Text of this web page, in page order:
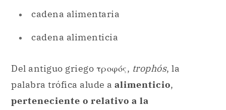
cadena alimentaria
cadena alimenticia
Del antiguo griego τροφός, trophós, la
palabra trófica alude a alimenticio,
perteneciente o relativo a la